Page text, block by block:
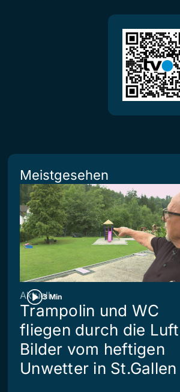
Meistgesehen
3 Min
Aktuell
Trampolin und WC
fliegen durch die
Bilder vom heftigen
Unwetter in St.Gallen